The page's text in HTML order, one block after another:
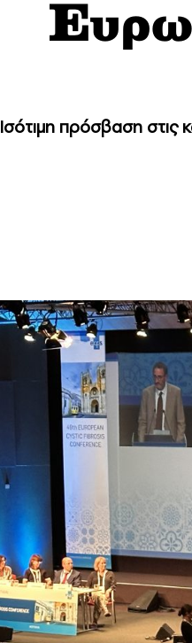
Ισότιμη πρόσβαση στις